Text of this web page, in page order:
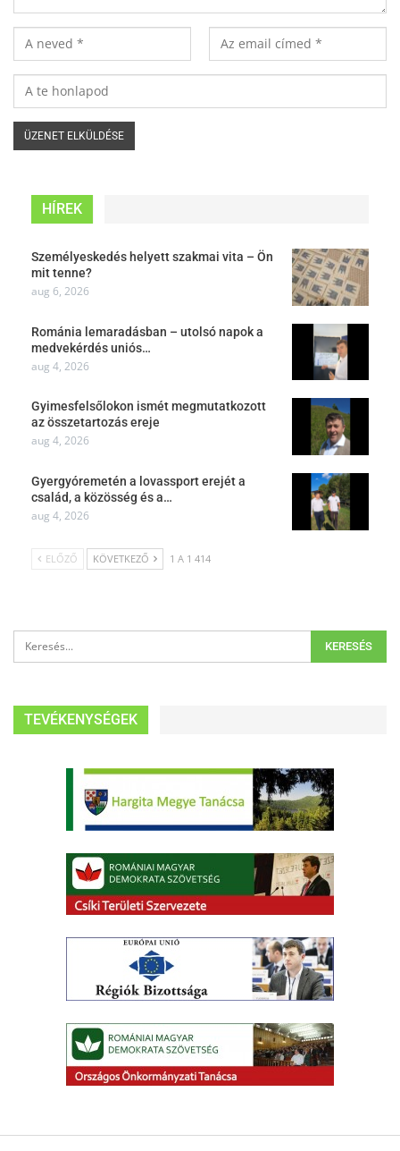
HÍREK
Személyeskedés helyett szakmai vita – Ön
mit tenne?
aug 6, 2026
Románia lemaradásban – utolsó napok a
medvekérdés uniós…
aug 4, 2026
Gyimesfelsőlokon ismét megmutatkozott
az összetartozás ereje
aug 4, 2026
Gyergyóremetén a lovassport erejét a
család, a közösség és a…
aug 4, 2026
ELŐZŐ KÖVETKEZŐ 1 A 1 414
TEVÉKENYSÉGEK